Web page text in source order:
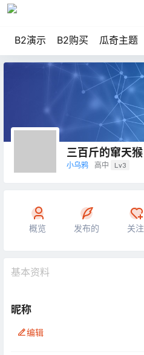
B2演示 B2购买 瓜奇主题
三百斤的窜天猴
小乌鸦 高中 Lv3
概览 发布的 关注
基本资料
昵称
编辑